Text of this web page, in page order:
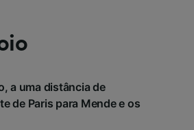
a uma distância de
de Paris para Mende e os